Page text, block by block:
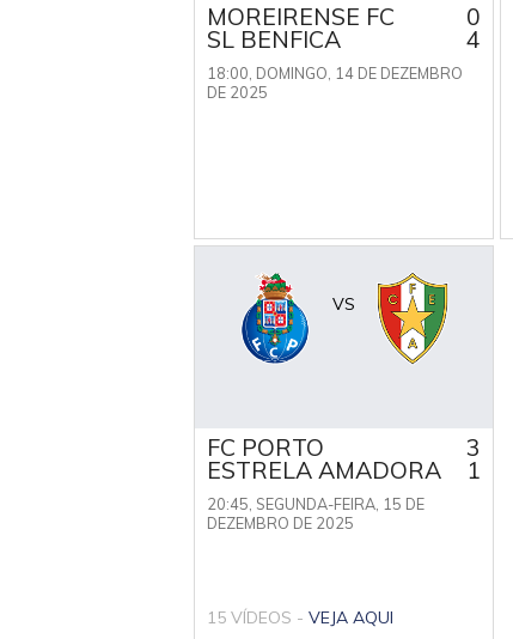
MOREIRENSE FC 0
SL BENFICA 4
18:00, DOMINGO, 14 DE DEZEMBRO
DE 2025
VS
FC PORTO 3
ESTRELA AMADORA 1
20:45, SEGUNDA-FEIRA, 15 DE
DEZEMBRO DE 2025
15 VÍDEOS - VEJA AQUI